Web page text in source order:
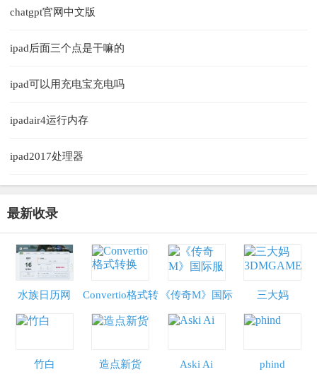
chatgpt官网中文版
ipad后面三个点是干嘛的
ipad可以用充电宝充电吗
ipadair4运行内存
ipad2017处理器
最新收录
水族日历网 Convertio格式转
换
《传奇M》国际
服
三大妈
3DMGAME
竹白 造点新货 Aski Ai phind